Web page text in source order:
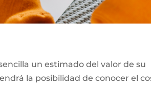
un estimado del valor de su
la posibilidad de conocer el